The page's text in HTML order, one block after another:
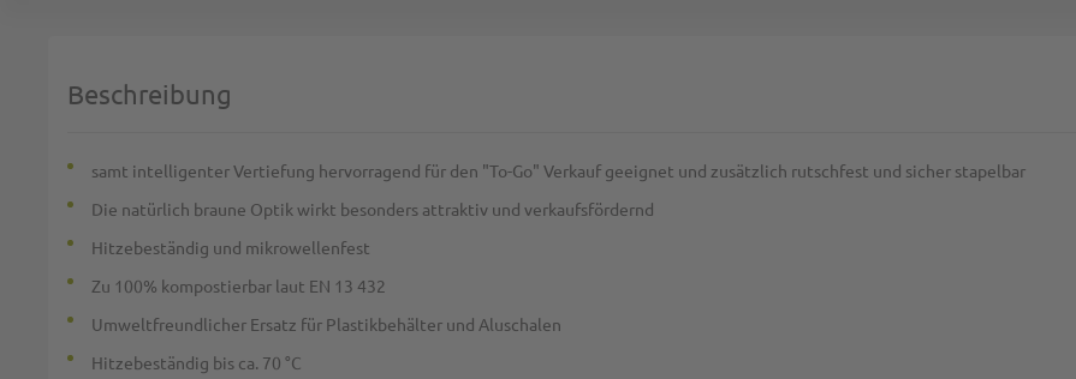
Beschreibung
samt intelligenter Vertiefung hervorragend für den "To-Go" Verkauf geeignet und zusätzlich rutschfest und sicher stapelbar
Die natürlich braune Optik wirkt besonders attraktiv und verkaufsfördernd
Hitzebeständig und mikrowellenfest
Zu 100% kompostierbar laut EN 13 432
Umweltfreundlicher Ersatz für Plastikbehälter und Aluschalen
Hitzebeständig bis ca. 70 °C